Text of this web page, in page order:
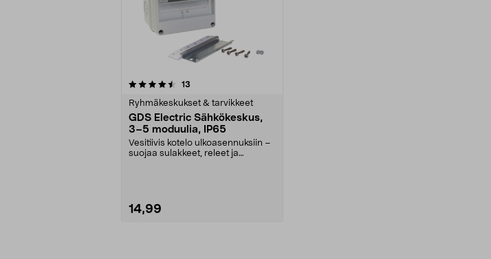
13
Ryhmäkeskukset & tarvikkeet
GDS Electric Sähkökeskus,
3–5 moduulia, IP65
Vesitiivis kotelo ulkoasennuksiin –
suojaa sulakkeet, releet ja
14,99